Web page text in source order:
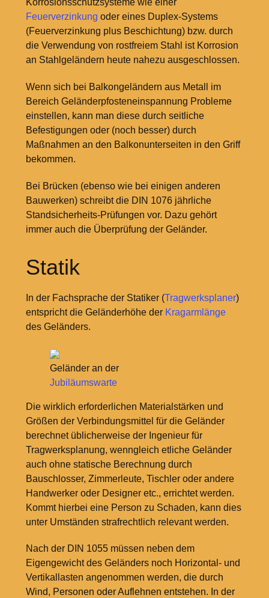
Korrosionsschutzsysteme wie einer
Feuerverzinkung oder eines Duplex-Systems
(Feuerverzinkung plus Beschichtung) bzw. durch
die Verwendung von rostfreiem Stahl ist Korrosion
an Stahlgeländern heute nahezu ausgeschlossen.
Wenn sich bei Balkongeländern aus Metall im
Bereich Geländerpfosteneinspannung Probleme
einstellen, kann man diese durch seitliche
Befestigungen oder (noch besser) durch
Maßnahmen an den Balkonunterseiten in den Griff
bekommen.
Bei Brücken (ebenso wie bei einigen anderen
Bauwerken) schreibt die DIN 1076 jährliche
Standsicherheits-Prüfungen vor. Dazu gehört
immer auch die Überprüfung der Geländer.
Statik
In der Fachsprache der Statiker (Tragwerksplaner)
entspricht die Geländerhöhe der Kragarmlänge
des Geländers.
Geländer an der
Jubiläumswarte
Die wirklich erforderlichen Materialstärken und
Größen der Verbindungsmittel für die Geländer
berechnet üblicherweise der Ingenieur für
Tragwerksplanung, wenngleich etliche Geländer
auch ohne statische Berechnung durch
Bauschlosser, Zimmerleute, Tischler oder andere
Handwerker oder Designer etc., errichtet werden.
Kommt hierbei eine Person zu Schaden, kann dies
unter Umständen strafrechtlich relevant werden.
Nach der DIN 1055 müssen neben dem
Eigengewicht des Geländers noch Horizontal- und
Vertikallasten angenommen werden, die durch
Wind, Personen oder Auflehnen entstehen. In der